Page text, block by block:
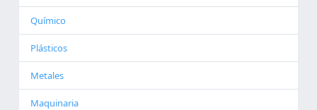
Químico
Plásticos
Metales
Maquinaria